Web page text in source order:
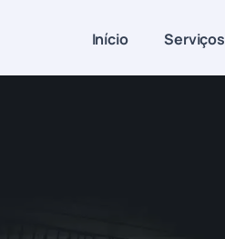
Início Serviços